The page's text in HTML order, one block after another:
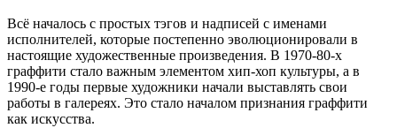
Всё началось с простых тэгов и надписей с именами
исполнителей, которые постепенно эволюционировали в
настоящие художественные произведения. В 1970-80-х
граффити стало важным элементом хип-хоп культуры, а в
1990-е годы первые художники начали выставлять свои
работы в галереях. Это стало началом признания граффити
как искусства.